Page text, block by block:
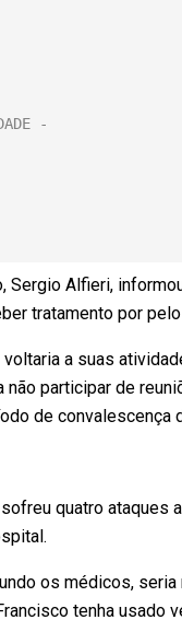
Sergio Alfieri,
tratamento por
a suas
participar de
de
quatro ataques
os médicos,
tenha usado